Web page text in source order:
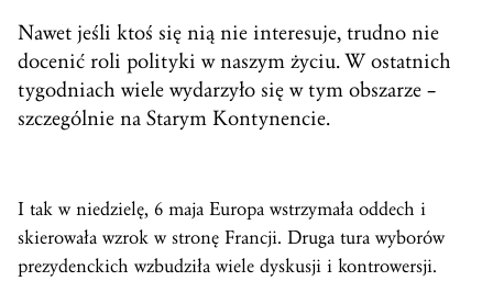
Nawet jeśli ktoś się nią nie interesuje, trudno nie
docenić roli polityki w naszym życiu. W ostatnich
tygodniach wiele wydarzyło się w tym obszarze –
szczególnie na Starym Kontynencie.
I tak w niedzielę, 6 maja Europa wstrzymała oddech i
skierowała wzrok w stronę Francji. Druga tura wyborów
prezydenckich wzbudziła wiele dyskusji i kontrowersji.